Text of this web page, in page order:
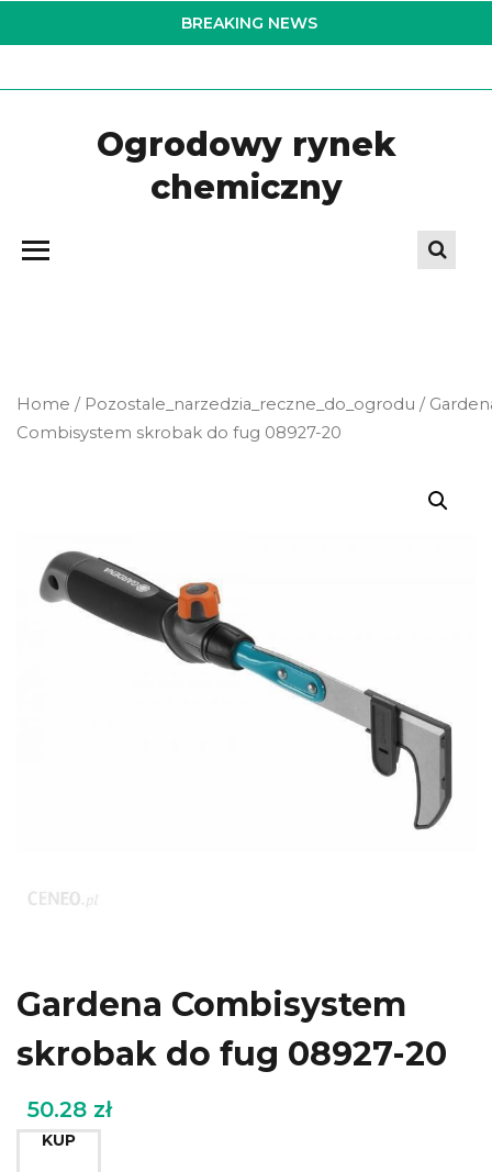
to
BREAKING NEWS
Ogrodowy rynek
chemiczny
Home / Pozostale_narzedzia_reczne_do_ogrodu /
Combisystem skrobak do fug 08927-20
Gardena Combisystem
skrobak do fug 08927-20
50.28 zł
KUP